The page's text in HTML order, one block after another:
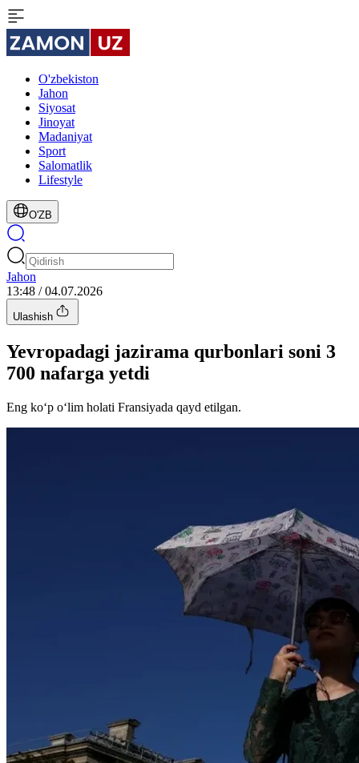
O'zbekiston
Jahon
Siyosat
Jinoyat
Madaniyat
Sport
Salomatlik
Lifestyle
O'ZB
Jahon
13:48 / 04.07.2026
Ulashish
Yevropadagi jazirama qurbonlari soni 3
700 nafarga yetdi
Eng ko‘p o‘lim holati Fransiyada qayd etilgan.